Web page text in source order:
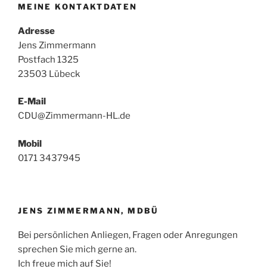
MEINE KONTAKTDATEN
Adresse
Jens Zimmermann
Postfach 1325
23503 Lübeck
E-Mail
CDU@Zimmermann-HL.de
Mobil
0171 3437945
JENS ZIMMERMANN, MDBÜ
Bei persönlichen Anliegen, Fragen oder Anregungen
sprechen Sie mich gerne an.
Ich freue mich auf Sie!